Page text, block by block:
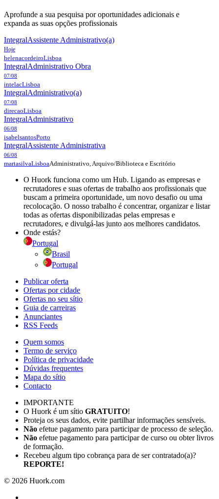
Aprofunde a sua pesquisa por oportunidades adicionais e
expanda as suas opções profissionais
IntegralAssistente Administrativo(a)
Hoje
helenacordeiroLisboa
IntegralAdministrativo Obra
07/08
intelacLisboa
IntegralAdministrativo(a)
07/08
direcaoLisboa
IntegralAdministrativo
06/08
isabelsantosPorto
IntegralAssistente Administrativa
06/08
martasilvaLisboaAdministrativo, Arquivo/Biblioteca e Escritório
O Huork funciona como um Hub. Ligando as empresas e
recrutadores e suas ofertas de trabalho aos profissionais que
buscam a primeira oportunidade, um novo desafio ou uma
recolocação. O nosso trabalho é concentrar, organizar e listar
todas as ofertas disponibilizadas pelas empresas e
recrutadores, e divulgá-las junto aos melhores candidatos.
Onde estás?
Portugal
Brasil
Portugal
Publicar oferta
Ofertas por cidade
Ofertas no seu sítio
Guia de carreiras
Anunciantes
RSS Feeds
Quem somos
Termo de serviço
Política de privacidade
Dúvidas frequentes
Mapa do sítio
Contacto
IMPORTANTE
O Huork é um sítio GRATUITO!
Proteja os seus dados, evite partilhar informações sensíveis.
Não efetue pagamento para participar de processo de seleção.
Não efetue pagamento para participar de curso ou obter livros
de formação.
Recebeu algum tipo cobrança para de ser contratado(a)?
REPORTE!
© 2026 Huork.com